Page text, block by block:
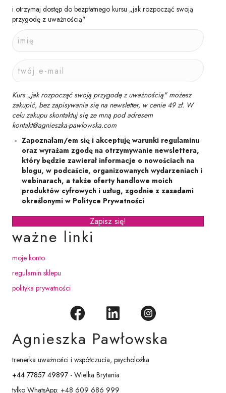
i otrzymaj dostęp do bezpłatnego kursu „jak rozpocząć swoją
przygodę z uważnością"
Kurs „jak rozpocząć swoją przygodę z uważnością" możesz
zakupić, bez zapisywania się na newsletter, w cenie 49 zł. W
celu zakupu skontaktuj się ze mną pod adresem
kontakt@agnieszka-pawlowska.com
Zapoznałam/em się i akceptuję warunki regulaminu
oraz wyrażam zgodę na otrzymywanie newslettera,
który będzie zawierał informacje o nowościach na
blogu, w podcaście, organizowanych wydarzeniach i
webinarach, a także oferty handlowe moich
produktów cyfrowych i usług, zgodnie z zasadami
określonymi w Polityce Prywatności
Zapisz się!
ważne linki
moje konto
regulamin sklepu
polityka prywatności
Agnieszka Pawłowska
trenerka uważności i współczucia, psycholożka
+44 77857 49897 - Wielka Brytania
tylko WhatsApp: +48 609 686 999